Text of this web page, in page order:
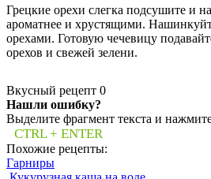
Грецкие орехи слегка подсушите и
ароматнее и хрустящими.
орехами. Готовую чечевицу
орехов и свежей зелени.
Вкусный рецепт 0
Нашли ошибку?
Выделите фрагмент текста и
CTRL + ENTER
Похожие рецепты:
Гарниры